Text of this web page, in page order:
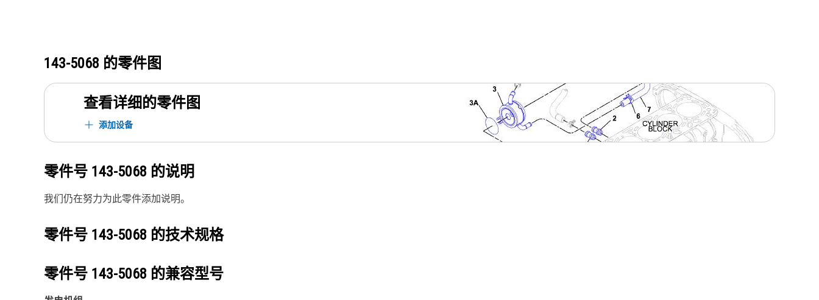
143-5068 的零件图
查看详细的零件图
添加设备
零件号 143-5068 的说明
我们仍在努力为此零件添加说明。
零件号 143-5068 的技术规格
零件号 143-5068 的兼容型号